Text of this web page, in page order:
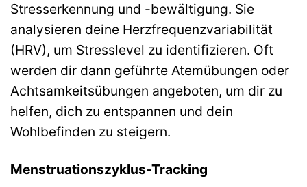
Stresserkennung und -bewältigung. Sie
analysieren deine Herzfrequenzvariabilität
(HRV), um Stresslevel zu identifizieren. Oft
werden dir dann geführte Atemübungen oder
Achtsamkeitsübungen angeboten, um dir zu
helfen, dich zu entspannen und dein
Wohlbefinden zu steigern.
Menstruationszyklus-Tracking